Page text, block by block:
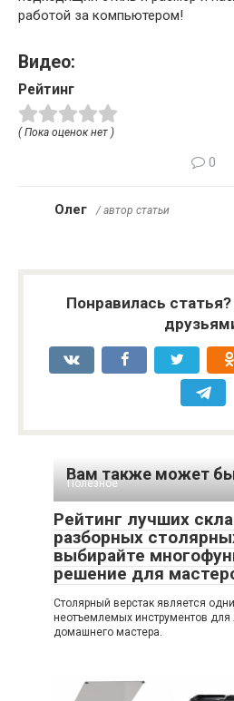
работой за компьютером!
Видео:
Рейтинг
( Пока оценок нет )
0
Олег / автор статьи
Понравилась
Вам также может
Полезное
Рейтинг лучших
разборных
выбирайте
решение для
Столярный верстак является
неотъемлемых инструментов для
домашнего мастера.